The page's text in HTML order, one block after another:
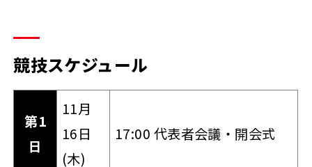
競技スケジュール
第1
日
11月
16日
(木)
17:00 代表者会議・開会式